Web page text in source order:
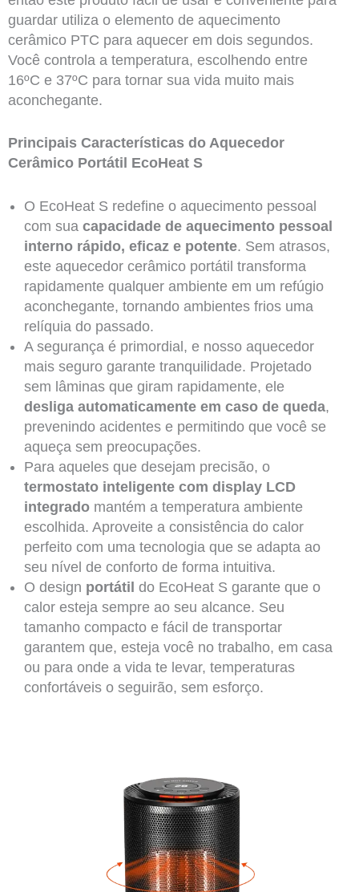
guardar utiliza o elemento de aquecimento
cerâmico PTC para aquecer em dois segundos.
Você controla a temperatura, escolhendo entre
16ºC e 37ºC para tornar sua vida muito mais
aconchegante.
Principais Características do Aquecedor
Cerâmico Portátil EcoHeat S
O EcoHeat S redefine o aquecimento pessoal
com sua capacidade de aquecimento pessoal
interno rápido, eficaz e potente. Sem atrasos,
este aquecedor cerâmico portátil transforma
rapidamente qualquer ambiente em um refúgio
aconchegante, tornando ambientes frios uma
relíquia do passado.
A segurança é primordial, e nosso aquecedor
mais seguro garante tranquilidade. Projetado
sem lâminas que giram rapidamente, ele
desliga automaticamente em caso de queda,
prevenindo acidentes e permitindo que você se
aqueça sem preocupações.
Para aqueles que desejam precisão, o
termostato inteligente com display LCD
integradomantém a temperatura ambiente
escolhida. Aproveite a consistência do calor
perfeito com uma tecnologia que se adapta ao
seu nível de conforto de forma intuitiva.
O design portátil do EcoHeat S garante que o
calor esteja sempre ao seu alcance. Seu
tamanho compacto e fácil de transportar
garantem que, esteja você no trabalho, em casa
ou para onde a vida te levar, temperaturas
confortáveis o seguirão, sem esforço.